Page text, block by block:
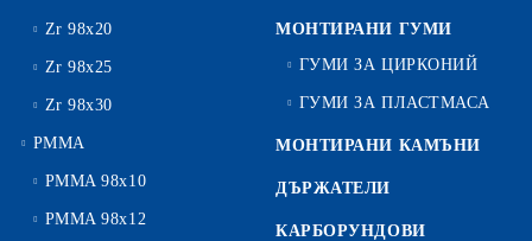
Zr 98x20
Zr 98x25
Zr 98x30
PMMA
PMMA 98x10
PMMA 98x12
МОНТИРАНИ ГУМИ
ГУМИ ЗА ЦИРКОНИЙ
ГУМИ ЗА ПЛАСТМАСА
МОНТИРАНИ КАМЪНИ
ДЪРЖАТЕЛИ
КАРБОРУНДОВИ